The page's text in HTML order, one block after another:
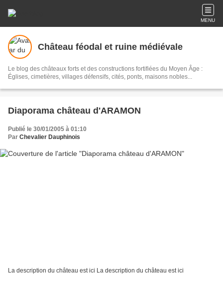
MENU
Château féodal et ruine médiévale
Le blog des châteaux forts et des constructions fortifiées du Moyen Âge :
Églises, cimetières, villages défensifs, cités, ponts, maisons nobles...
Diaporama château d'ARAMON
Publié le 30/01/2005 à 01:10
Par Chevalier Dauphinois
La description du château est ici La description du château est ici